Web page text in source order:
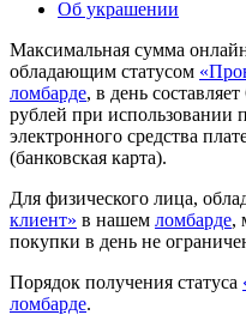
Об украшении
Максимальная сумма
обладающим статусом
ломбарде, в день
рублей при использовании
электронного средства
(банковская карта).
Для физического лица,
клиент» в нашем ломбарде,
покупки в день не
Порядок получения статуса
ломбарде.